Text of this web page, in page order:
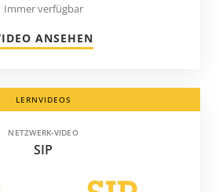
Immer verfügbar
ANSEHEN
LERNVIDEOS
NETZWERK-VIDEO
SIP